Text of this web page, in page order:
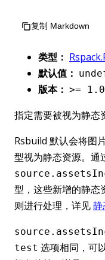
复制 Markdown
类型：
默认值：
版本： >=
指定需要被视为静态
Rsbuild 默认会将图
型视为静态资源。通
型，这些新增的静态
则进行处理，详见静
test 选项相同，可